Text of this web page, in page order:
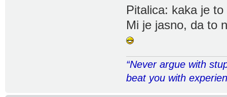
Pitalica: kaka je
Mi je jasno, da to
“Never argue with
beat you with